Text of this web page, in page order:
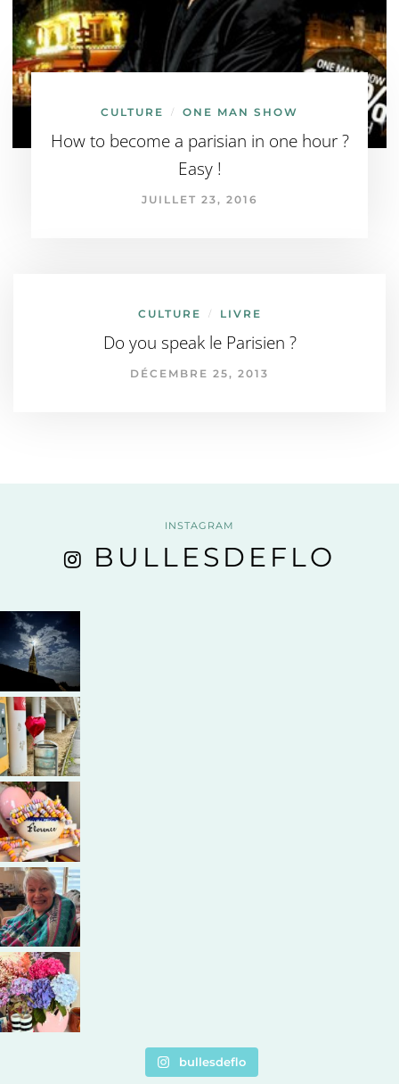
CULTURE / ONE MAN SHOW
How to become a parisian in one hour ?
Easy !
JUILLET 23, 2016
CULTURE / LIVRE
Do you speak le Parisien ?
DÉCEMBRE 25, 2013
INSTAGRAM
BULLESDEFLO
bullesdeflo